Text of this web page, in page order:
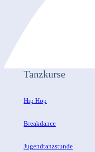
Tanzkurse
Hip Hop
Breakdance
Jugendtanzstunde